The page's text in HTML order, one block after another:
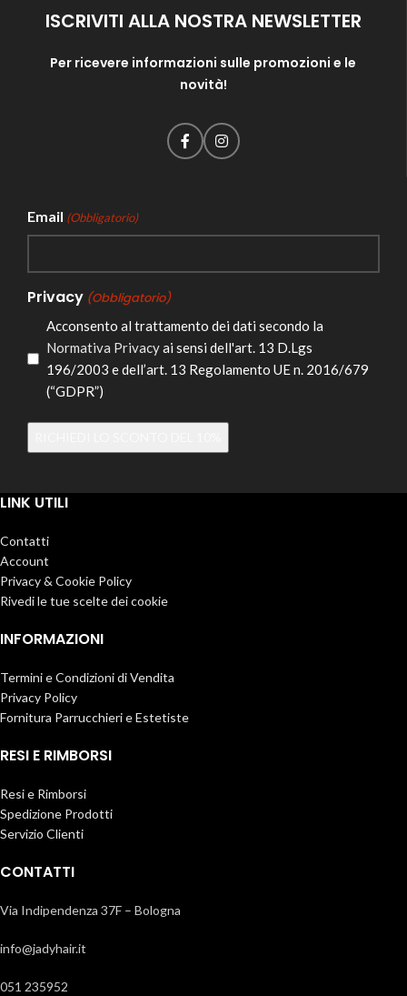
ISCRIVITI ALLA NOSTRA NEWSLETTER
Per ricevere informazioni sulle promozioni e le
novità!
Email (Obbligatorio)
Privacy (Obbligatorio)
Acconsento al trattamento dei dati secondo la
Normativa Privacyai sensi dell'art. 13 D.Lgs
196/2003 e dell’art. 13 Regolamento UE n. 2016/679
(“GDPR”)
LINK UTILI
Contatti
Account
Privacy & Cookie Policy
Rivedi le tue scelte dei cookie
INFORMAZIONI
Termini e Condizioni di Vendita
Privacy Policy
Fornitura Parrucchieri e Estetiste
RESI E RIMBORSI
Resi e Rimborsi
Spedizione Prodotti
Servizio Clienti
CONTATTI
Via Indipendenza 37F – Bologna
info@jadyhair.it
051 235952